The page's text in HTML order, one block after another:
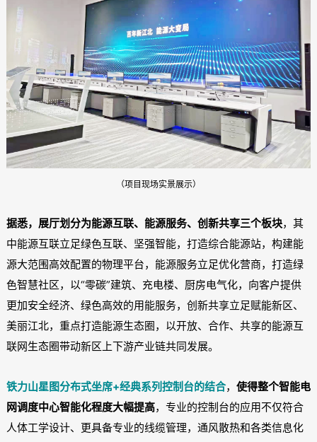
（项目现场实景展示）
据悉，展厅划分为能源互联、能源服务、创新共享三个板块，其
中能源互联立足绿色互联、坚强智能，打造综合能源站，构建能
源大范围高效配置的物理平台，能源服务立足优化营商，打造绿
色智慧社区，以“零碳”建筑、充电楼、厨房电气化，向客户提供
更加安全经济、绿色高效的用能服务，创新共享立足赋能新区、
美丽江北，重点打造能源生态圈，以开放、合作、共享的能源互
联网生态圈带动新区上下游产业链共同发展。
铁力山星图分布式坐席+经典系列控制台的结合， 使得整个智能电
网调度中心智能化程度大幅提高，专业的控制台的应用不仅符合
人体工学设计、更具备专业的线缆管理，通风散热和各类信息化